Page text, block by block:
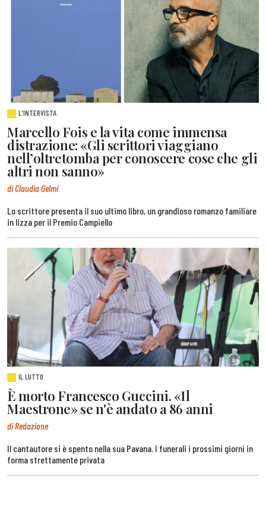
L'INTERVISTA
Marcello Fois e la vita come immensa
distrazione: «Gli scrittori viaggiano
nell’oltretomba per conoscere cose che gli
altri non sanno»
di Claudia Gelmi
Lo scrittore presenta il suo ultimo libro, un grandioso romanzo familiare
in lizza per il Premio Campiello
IL LUTTO
È morto Francesco Guccini. «Il
Maestrone» se n'è andato a 86 anni
di Redazione
Il cantautore si è spento nella sua Pavana. I funerali i prossimi giorni in
forma strettamente privata